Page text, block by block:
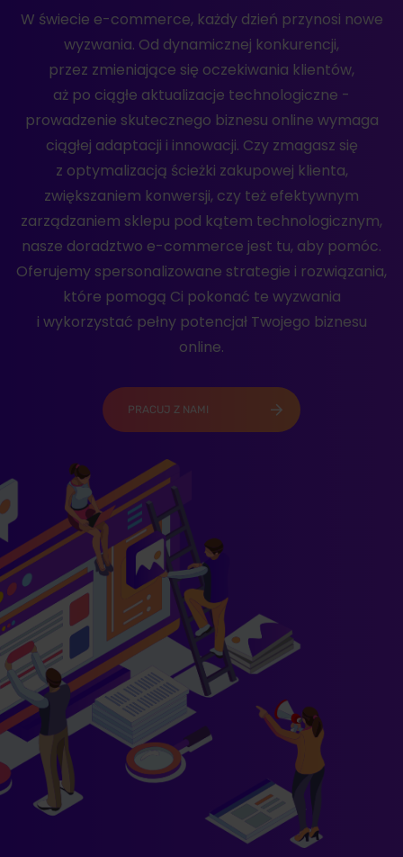
W świecie e-commerce, każdy dzień przynosi nowe
wyzwania. Od dynamicznej konkurencji,
przez zmieniające się oczekiwania klientów,
aż po ciągłe aktualizacje technologiczne -
prowadzenie skutecznego biznesu online wymaga
ciągłej adaptacji i innowacji. Czy zmagasz się
z optymalizacją ścieżki zakupowej klienta,
zwiększaniem konwersji, czy też efektywnym
zarządzaniem sklepu pod kątem technologicznym,
nasze doradztwo e-commerce jest tu, aby pomóc.
Oferujemy spersonalizowane strategie i rozwiązania,
które pomogą Ci pokonać te wyzwania
i wykorzystać pełny potencjał Twojego biznesu
online.
PRACUJ Z NAMI